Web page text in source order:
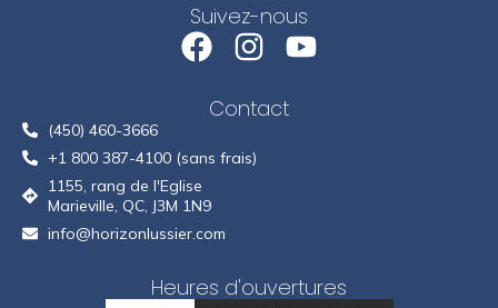
Heures d'ouvertures
Contact
(450) 460-3666
+1 800 387-4100 (sans frais)
1155, rang de l'Eglise
Marieville, QC, J3M 1N9
info@horizonlussier.com
Suivez-nous